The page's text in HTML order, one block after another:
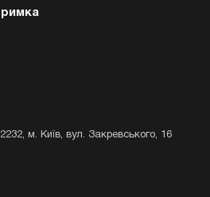
м. Київ, вул. Закревського, 16